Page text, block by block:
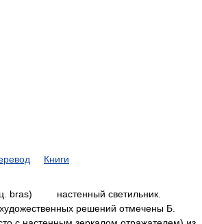
Книги
bras) настенный светильник.
решений отмечены Б.